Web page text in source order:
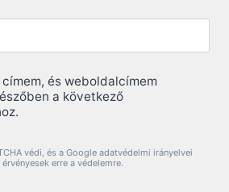
és weboldalcímem
a következő
védi, és a Google adatvédelmi irányelvei
erre a védelemre.